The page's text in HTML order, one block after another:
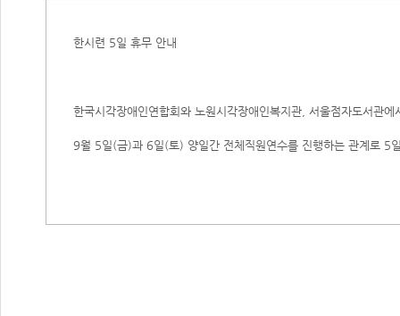
한시련 5일 휴무 안내
한국시각장애인연합회와 노원시각장애인복지관, 서울점자도서관에
9월 5일(금)과 6일(토) 양일간 전체직원연수를 진행하는 관계로 5